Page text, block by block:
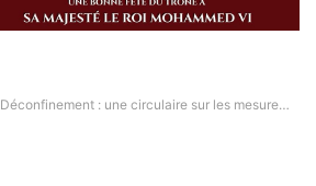
Déconfinement : une circulaire sur les mesures de reprise de travail dans les établissements publics